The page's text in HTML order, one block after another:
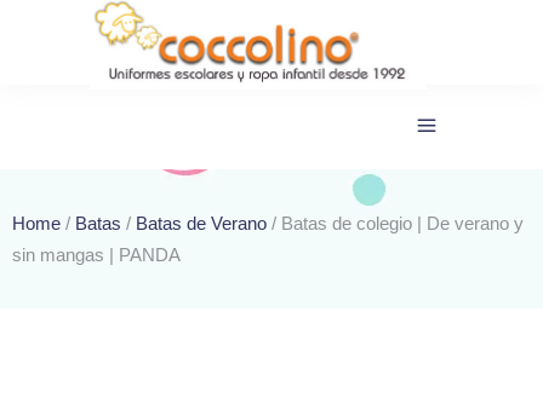
Home / Batas / Batas de Verano / Batas de colegio | De verano y
sin mangas | PANDA